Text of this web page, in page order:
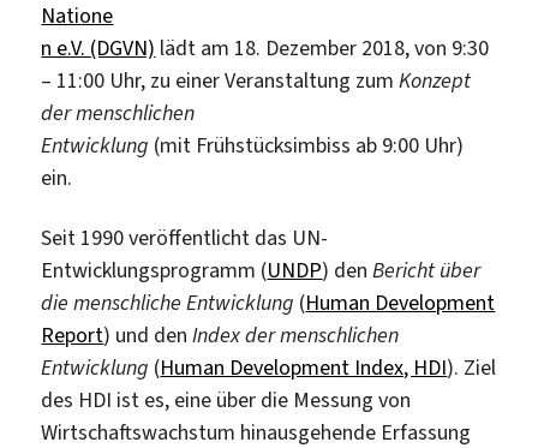
Natione
n e.V. (DGVN) lädt am 18. Dezember 2018, von 9:30
– 11:00 Uhr, zu einer Veranstaltung zumKonzept
der menschlichen
Entwicklung (mit Frühstücksimbiss ab 9:00 Uhr)
ein.
Seit 1990 veröffentlicht das UN-
Entwicklungsprogramm (UNDP) denBericht über
die menschliche Entwicklung (Human Development
Report) und denIndex der menschlichen
Entwicklung (Human Development Index, HDI). Ziel
des HDI ist es, eine über die Messung von
Wirtschaftswachstum hinausgehende Erfassung